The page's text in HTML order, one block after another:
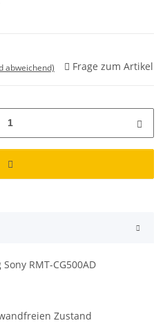
abweichend) Frage zum Artikel
RMT-CG500AD
Zustand